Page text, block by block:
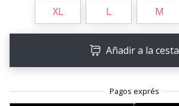
11. 8. 2022
2 min. de lectura
en
Weplayvolleyball!
XL L M
Añadir a la cesta